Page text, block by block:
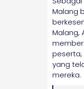
Malang
Malang,
peserta,
yang
mereka.